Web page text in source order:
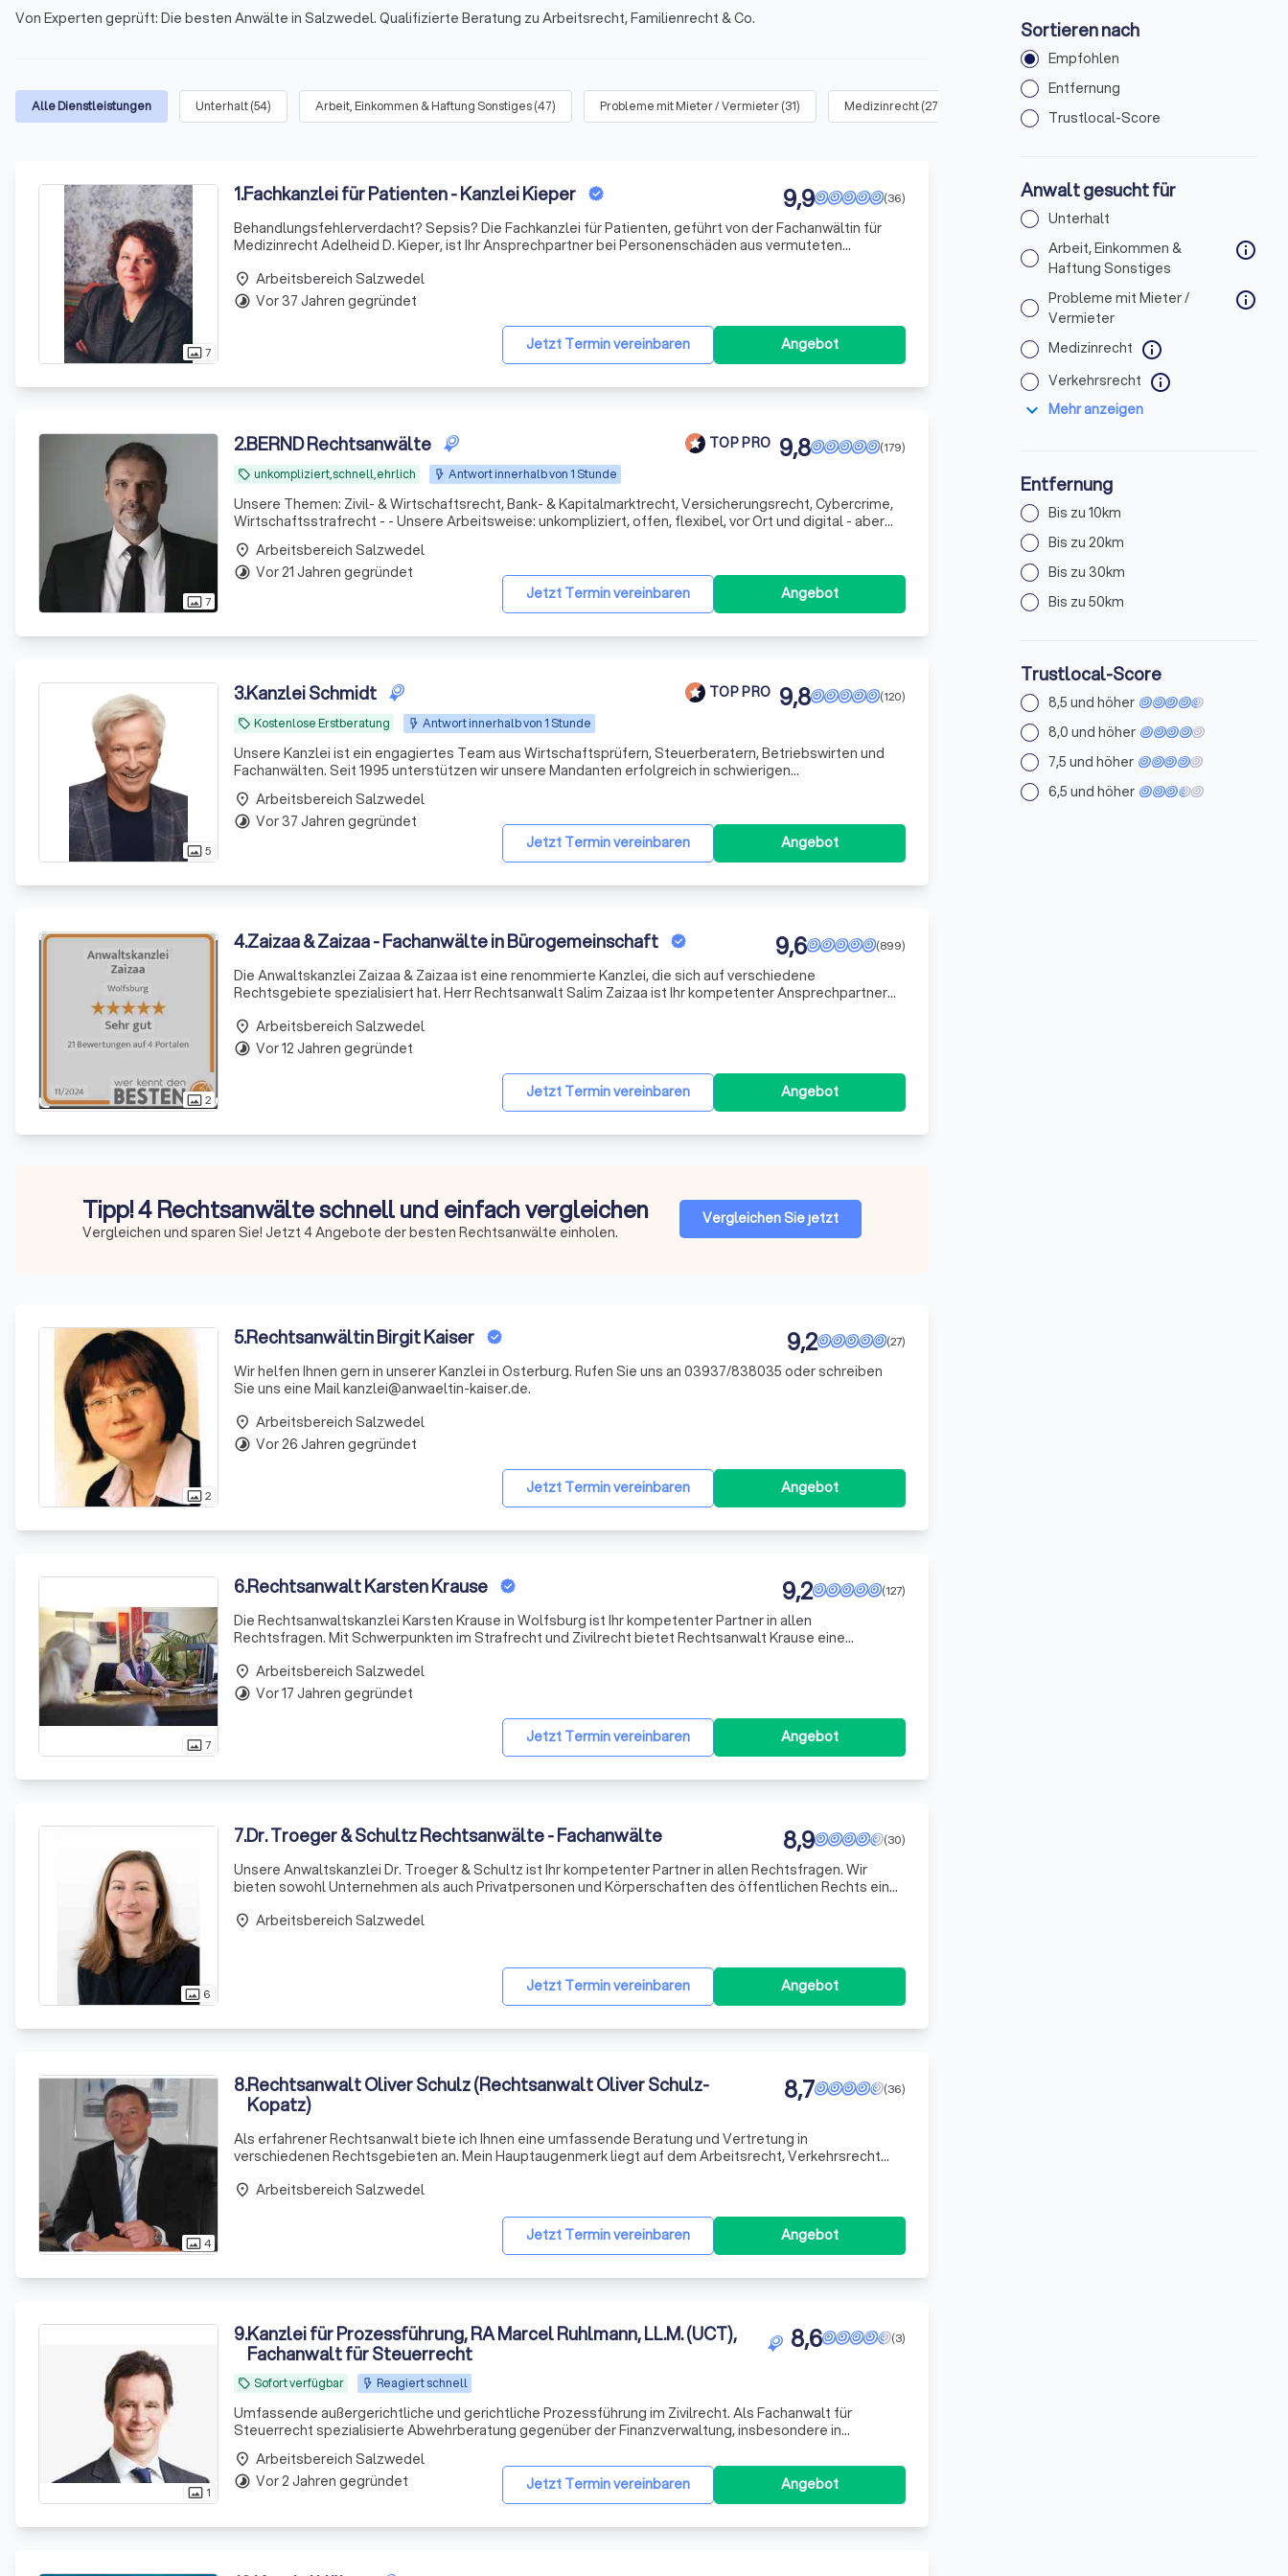
Von Experten geprüft: Die besten Anwälte in Salzwedel. Qualifizierte Beratung zu Arbeitsrecht, Familienrecht & Co.
Alle Dienstleistungen Unterhalt(54) Arbeit, Einkommen & Haftung Sonstiges(47) Probleme mit Mieter / Vermieter(31) Medizinrecht(27 Verkehrsrecht
photo_size_select_actual7
1.Fachkanzlei für Patienten - Kanzlei Kieper (36)
9,9
Behandlungsfehlerverdacht? Sepsis? Die Fachkanzlei für Patienten, geführt von der Fachanwältin für
Medizinrecht Adelheid D. Kieper, ist Ihr Ansprechpartner bei Personenschäden aus vermuteten
für Ihr
Jetzt Termin vereinbaren Angebot
place Arbeitsbereich Salzwedel
timelapse Vor 37 Jahren gegründet
photo_size_select_actual7
2.BERND Rechtsanwälte TOP PRO
local_offer unkompliziert,schnell,ehrlich Antwort innerhalb von 1 Stunde
(179)
9,8
Unsere Themen: Zivil- & Wirtschaftsrecht, Bank- & Kapitalmarktrecht, Versicherungsrecht, Cybercrime,
Wirtschaftsstrafrecht - - Unsere Arbeitsweise: unkompliziert, offen, flexibel, vor Ort und digital - aber
konsequent und erfolgreich
Jetzt Termin vereinbaren Angebot
place Arbeitsbereich Salzwedel
timelapse Vor 21 Jahren gegründet
photo_size_select_actual5
3.Kanzlei Schmidt TOP PRO
local_offer Kostenlose Erstberatung Antwort innerhalb von 1 Stunde
(120)
9,8
Unsere Kanzlei ist ein engagiertes Team aus Wirtschaftsprüfern, Steuerberatern, Betriebswirten und
Fachanwälten. Seit 1995 unterstützen wir unsere Mandanten erfolgreich in schwierigen
Finanzsituationen. Wir sehen uns nicht nur als Ansprechpartner, sondern auch als Ratgeber und
Umsetzer von Lösungen.
Jetzt Termin vereinbaren
Angebot
place Arbeitsbereich Salzwedel
timelapse Vor 37 Jahren gegründet
photo_size_select_actual2
4.Zaizaa & Zaizaa - Fachanwälte in Bürogemeinschaft (899)
9,6
Die Anwaltskanzlei Zaizaa & Zaizaa ist eine renommierte Kanzlei, die sich auf verschiedene
Rechtsgebiete spezialisiert hat. Herr Rechtsanwalt Salim Zaizaa ist Ihr kompetenter Ansprechpartner
sich fü
Jetzt Termin vereinbaren Angebot
place Arbeitsbereich Salzwedel
timelapse Vor 12 Jahren gegründet
Tipp! 4 Rechtsanwälte schnell und einfach vergleichen
Vergleichen und sparen Sie! Jetzt 4 Angebote der besten Rechtsanwälte einholen.
Vergleichen Sie jetzt
photo_size_select_actual2
5.Rechtsanwältin Birgit Kaiser (27)
9,2
Wir helfen Ihnen gern in unserer Kanzlei in Osterburg. Rufen Sie uns an 03937/838035 oder schreiben
Sie uns eine Mail kanzlei@anwaeltin-kaiser.de.
Jetzt Termin vereinbaren Angebot
place Arbeitsbereich Salzwedel
timelapse Vor 26 Jahren gegründet
photo_size_select_actual7
6.Rechtsanwalt Karsten Krause (127)
9,2
Die Rechtsanwaltskanzlei Karsten Krause in Wolfsburg ist Ihr kompetenter Partner in allen
Rechtsfragen. Mit Schwerpunkten im Strafrecht und Zivilrecht bietet Rechtsanwalt Krause eine
ist in dieser Funk
Jetzt Termin vereinbaren Angebot
place Arbeitsbereich Salzwedel
timelapse Vor 17 Jahren gegründet
photo_size_select_actual 6
7.Dr. Troeger & Schultz Rechtsanwälte - Fachanwälte (30)
8,9
Unsere Anwaltskanzlei Dr. Troeger & Schultz ist Ihr kompetenter Partner in allen Rechtsfragen. Wir
bieten sowohl Unternehmen als auch Privatpersonen und Körperschaften des öffentlichen Rechts eine
wissenschaftlichen Know-
Jetzt Termin vereinbaren Angebot
place Arbeitsbereich Salzwedel
photo_size_select_actual4
8.Rechtsanwalt Oliver Schulz (Rechtsanwalt Oliver Schulz-
Kopatz)
(36)
8,7
Als erfahrener Rechtsanwalt biete ich Ihnen eine umfassende Beratung und Vertretung in
verschiedenen Rechtsgebieten an. Mein Hauptaugenmerk liegt auf dem Arbeitsrecht, Verkehrsrecht
Expertise und meinem
Jetzt Termin vereinbaren Angebot
place Arbeitsbereich Salzwedel
photo_size_select_actual 1
9.Kanzlei für Prozessführung, RA Marcel Ruhlmann, LL.M. (UCT),
Fachanwalt für Steuerrecht
local_offer Sofort verfügbar Reagiert schnell
(3)
8,6
Umfassende außergerichtliche und gerichtliche Prozessführung im Zivilrecht. Als Fachanwalt für
Steuerrecht spezialisierte Abwehrberatung gegenüber der Finanzverwaltung, insbesondere in
Betriebsprüfungen, Einspruchs- und finanzgerichtlichen Verfahren. Zudem Verteidigung in
Wirtschaftsstrafsachen mi
Jetzt Termin vereinbaren
Angebot
place Arbeitsbereich Salzwedel
timelapse Vor 2 Jahren gegründet
Sortieren nach
Empfohlen
Entfernung
Trustlocal-Score
Anwalt gesucht für
Unterhalt
Arbeit, Einkommen &
Haftung Sonstiges
info
Probleme mit Mieter /
Vermieter
info
Medizinrecht info
Verkehrsrecht info
expand_more Mehr anzeigen
Entfernung
Bis zu 10km
Bis zu 20km
Bis zu 30km
Bis zu 50km
Trustlocal-Score
8,5 und höher
8,0 und höher
7,5 und höher
6,5 und höher